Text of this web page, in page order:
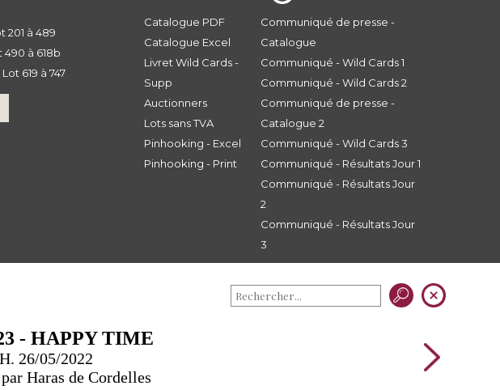
201 à 489
490 à 618b
619 à 747
Catalogue PDF
Catalogue Excel
Livret Wild Cards -
Supp
Auctionners
Lots sans TVA
Pinhooking - Excel
Pinhooking - Print
Communiqué de presse -
Catalogue
Communiqué - Wild Cards 1
Communiqué - Wild Cards 2
Communiqué de presse -
Catalogue 2
Communiqué - Wild Cards 3
Communiqué - Résultats Jour 1
Communiqué - Résultats Jour
2
Communiqué - Résultats Jour
3
- HAPPY TIME
H. 26/05/2022
Haras de Cordelles